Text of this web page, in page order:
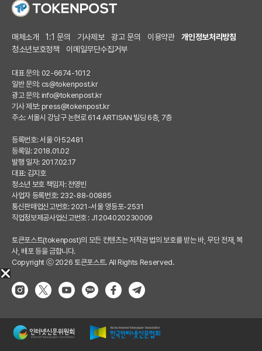
매체소개 1:1 문의 기사제보 광고 문의 이용약관
개인정보처리방침
청소년보호정책
이메일무단수집거부
대표 문의: 02-6674-1012
일반 문의: cs@tokenpost.kr
광고 문의: info@tokenpost.kr
기사 제보: press@tokenpost.kr
주소: 서울시 강남구 논현로 614 ARTISAN 빌딩 6층, 7층
등록번호: 서울 아 52481
등록일: 2018.01.02
발행 일자: 2017.02.17
대표: 김지호
청소년 보호 책임자: 전영빈
사업자 등록번호: 232-88-00885
통신판매업신고번호: 2021-서울 영등포-2531
직업정보제공사업신고번호 : J1204020230009
토큰포스트(tokenpost)의 모든 컨텐츠는 저작권 법의 보호를 받는 바, 무단 전재, 복
사, 배포 등을 금합니다.
Copyright ⓒ 2026 토큰포스트. All Rights Reserved.